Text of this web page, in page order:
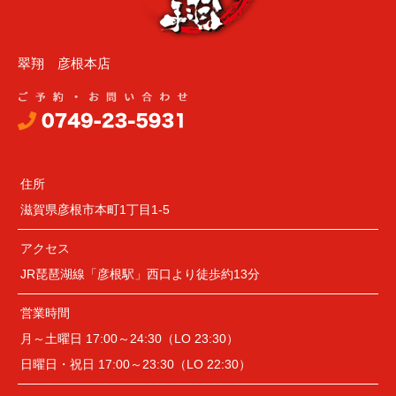
翠翔 彦根本店
住所
滋賀県彦根市本町1丁目1-5
アクセス
JR琵琶湖線「彦根駅」西口より徒歩約13分
営業時間
月～土曜日 17:00～24:30（LO 23:30）
日曜日・祝日 17:00～23:30（LO 22:30）